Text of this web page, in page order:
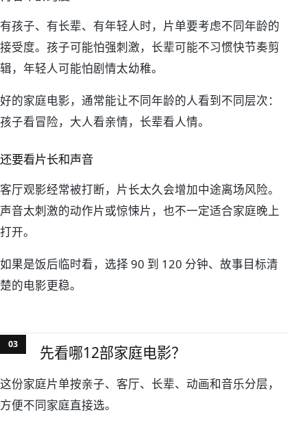
有孩子、有长辈、有年轻人时，片单要考虑不同年龄的
接受度。孩子可能怕强刺激，长辈可能不习惯快节奏剪
辑，年轻人可能怕剧情太幼稚。
好的家庭电影，通常能让不同年龄的人看到不同层次：
孩子看冒险，大人看亲情，长辈看人情。
还要看片长和声音
客厅观影经常被打断，片长太久会增加中途离场风险。
声音太刺激的动作片或惊悚片，也不一定适合家庭晚上
打开。
如果是饭后临时看，选择 90 到 120 分钟、故事目标清
楚的电影更稳。
先看哪12部家庭电影？
这份家庭片单按亲子、客厅、长辈、动画和音乐分层，
方便不同家庭直接选。